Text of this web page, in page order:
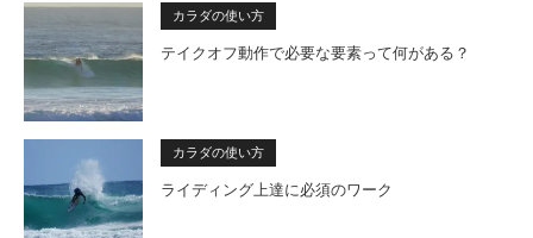
カラダの使い方
テイクオフ動作で必要な要素って何がある？
カラダの使い方
ライディング上達に必須のワーク